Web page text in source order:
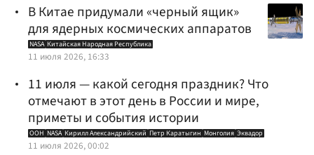
В Китае придумали «черный ящик»
для ядерных космических аппаратов
NASA Китайская Народная Республика
11 июля 2026, 16:33
11 июля — какой сегодня праздник? Что
отмечают в этот день в России и мире,
приметы и события истории
ООН NASA Кирилл Александрийский Петр Каратыгин Монголия Эквадор
11 июля 2026, 00:02